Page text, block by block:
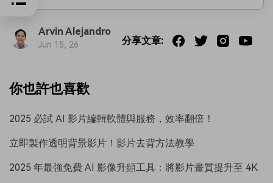
Arvin Alejandro
Jun 15, 26 分享文章:
你也許也喜歡
2025 必試 AI 影片編輯軟體與服務，效率翻倍！
立即製作透明背景影片！影片去背方法教學
2025 年最強免費 AI 影像升頻工具：將影片畫質提升至 4K